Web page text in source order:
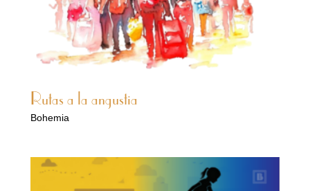
Rutas a la angustia
Bohemia